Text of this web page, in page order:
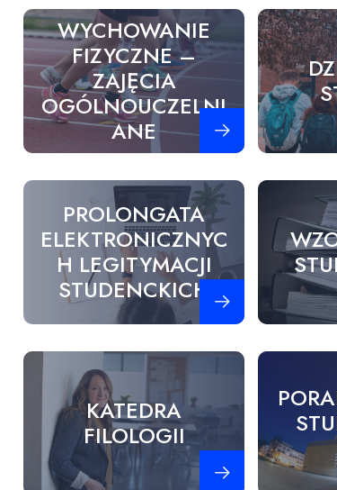
WYCHOWANIE
FIZYCZNE –
ZAJĘCIA
OGÓLNOUCZELNI
ANE
Zobacz więcej
PROLONGATA
ELEKTRONICZNYC
H LEGITYMACJI
STUDENCKICHZobacz więcej
KATEDRA
FILOLOGII
Zobacz więcej